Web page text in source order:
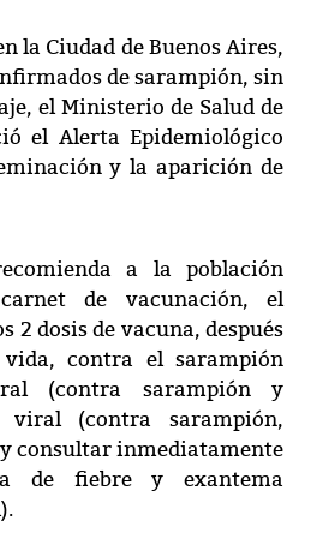
la Ciudad de Buenos Aires,
de sarampión, sin
el Ministerio de Salud de
el Alerta Epidemiológico
y la aparición de
a la población
de vacunación, el
2 dosis de vacuna, después
contra el sarampión
(contra sarampión y
(contra sarampión,
consultar inmediatamente
de fiebre y exantema